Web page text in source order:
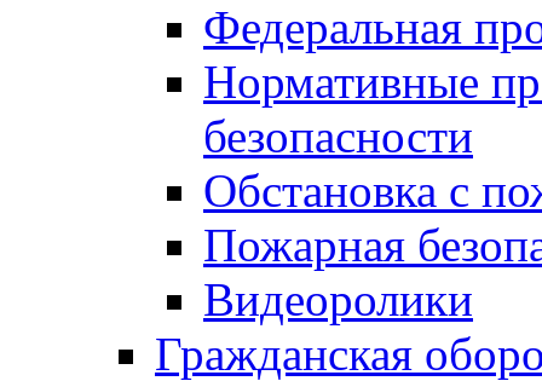
Федеральная
Нормативные
безопасности
Обстановка с
Пожарная
Видеоролики
Гражданская